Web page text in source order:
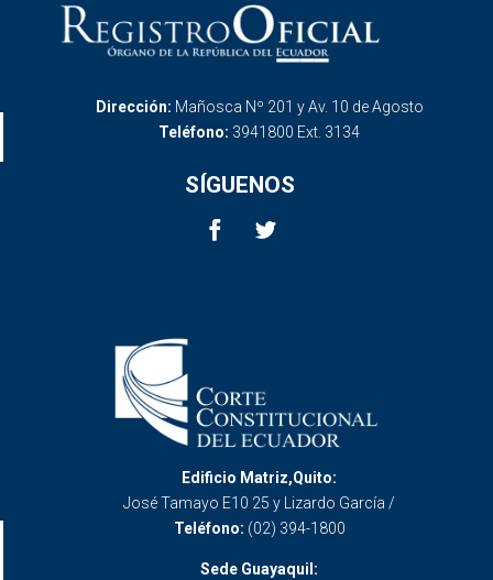
Dirección: Mañosca Nº 201 y Av. 10 de Agosto
Teléfono: 3941800 Ext. 3134
SÍGUENOS
Edificio Matriz,Quito:
José Tamayo E10 25 y Lizardo García /
Teléfono: (02) 394-1800
Sede Guayaquil: